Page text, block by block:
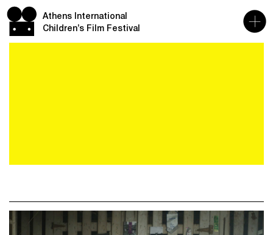
Athens International
Children’s Film Festival